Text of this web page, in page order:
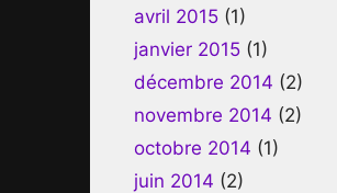
avril 2015 (1)
janvier 2015 (1)
décembre 2014 (2)
novembre 2014 (2)
octobre 2014 (1)
juin 2014 (2)